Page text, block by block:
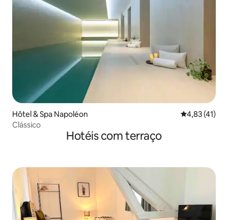
Hôtel & Spa Napoléon 4,83 de uma
4,83 (41)
Clássico
Hotéis com terraço